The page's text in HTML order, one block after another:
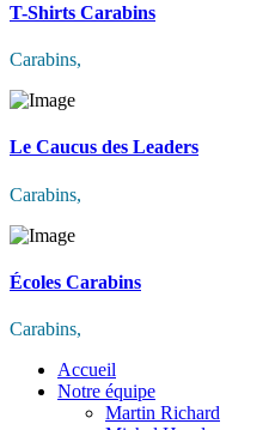
T-Shirts Carabins
Carabins,
Le Caucus des Leaders
Carabins,
Écoles Carabins
Carabins,
Accueil
Notre équipe
Martin Richard